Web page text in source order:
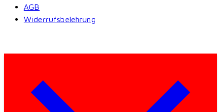
AGB
Widerrufsbelehrung